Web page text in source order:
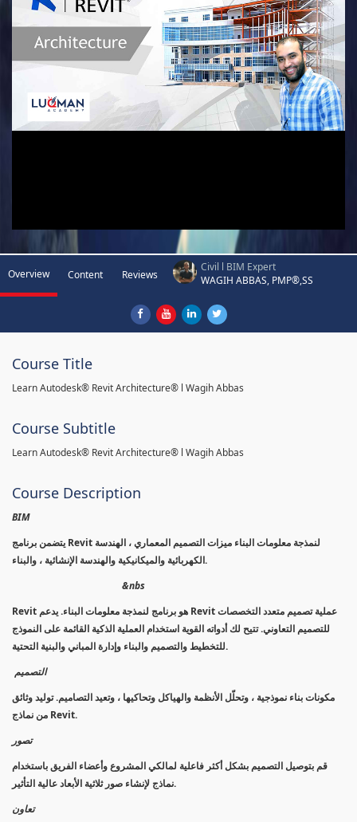
Overview Content Reviews
Civil l BIM Expert
WAGIH ABBAS, PMP®,SS
Course Title
Learn Autodesk® Revit Architecture® l Wagih Abbas
Course Subtitle
Learn Autodesk® Revit Architecture® l Wagih Abbas
Course Description
BIM
يتضمن برنامج Revit لنمذجة معلومات البناء ميزات التصميم المعماري ، الهندسة
الكهربائية والميكانيكية والهندسة الإنشائية ، والبناء.
&nbs
Revit هو برنامج لنمذجة معلومات البناء. يدعم Revit عملية تصميم متعدد التخصصات
للتصميم التعاوني. تتيح لك أدواته القوية استخدام العملية الذكية القائمة على النموذج
للتخطيط والتصميم والبناء وإدارة المباني والبنية التحتية.
التصميم
مكونات بناء نموذجية ، وتحلّل الأنظمة والهياكل وتحاكيها ، وتعيد التصاميم. توليد وثائق
من نماذج Revit.
تصور
قم بتوصيل التصميم بشكل أكثر فاعلية لمالكي المشروع وأعضاء الفريق باستخدام
نماذج لإنشاء صور ثلاثية الأبعاد عالية التأثير.
تعاون